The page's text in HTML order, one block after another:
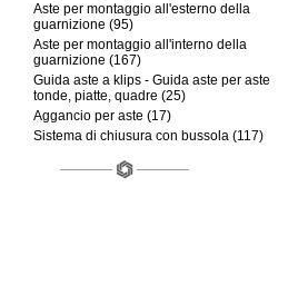
Aste per montaggio all'esterno della
guarnizione (95)
Aste per montaggio all'interno della
guarnizione (167)
Guida aste a klips - Guida aste per aste
tonde, piatte, quadre (25)
Aggancio per aste (17)
Sistema di chiusura con bussola (117)